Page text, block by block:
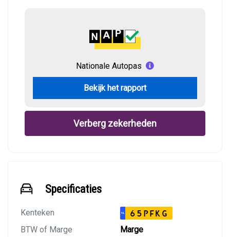
Nationale Autopas
Bekijk het rapport
Verberg zekerheden
Specificaties
Kenteken NL 65PFKG
BTW of Marge
Marge